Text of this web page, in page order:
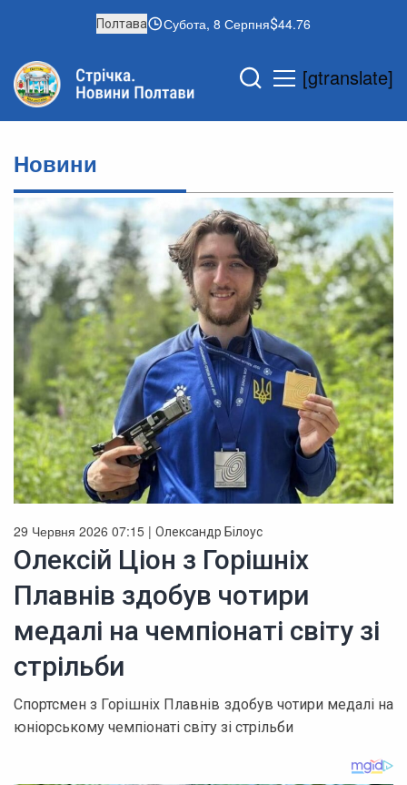
Полтава Субота, 8 Серпня 44.76
[gtranslate]
Новини
29 Червня 2026 07:15 | Олександр Білоус
Олексій Ціон з Горішніх
Плавнів здобув чотири
медалі на чемпіонаті світу зі
стрільби
Спортсмен з Горішніх Плавнів здобув чотири медалі на
юніорському чемпіонаті світу зі стрільби